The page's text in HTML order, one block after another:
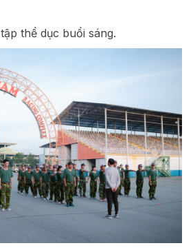
tập thể dục buổi sáng.